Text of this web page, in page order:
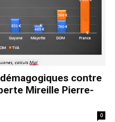
contre
Mireille Pierre-
0